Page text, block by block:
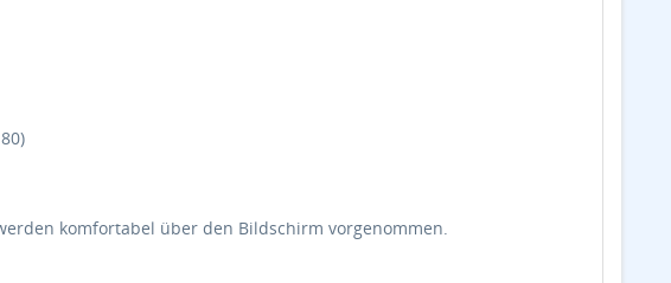
komfortabel über den Bildschirm vorgenommen.